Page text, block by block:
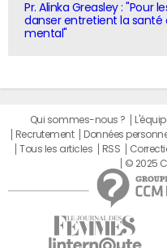
Pr. Alinka Greasley : "Pour
danser entretient la santé
mental"
Qui sommes-nous ?
Recrutement
Données
Tous les articles
RSS
© 2025